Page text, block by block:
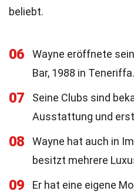
beliebt.
06
Wayne eröffnete
Bar, 1988 in Teneriffa.
07
Seine Clubs sind
Ausstattung und
08
Wayne hat auch in
besitzt mehrere
09
Er hat eine eigene